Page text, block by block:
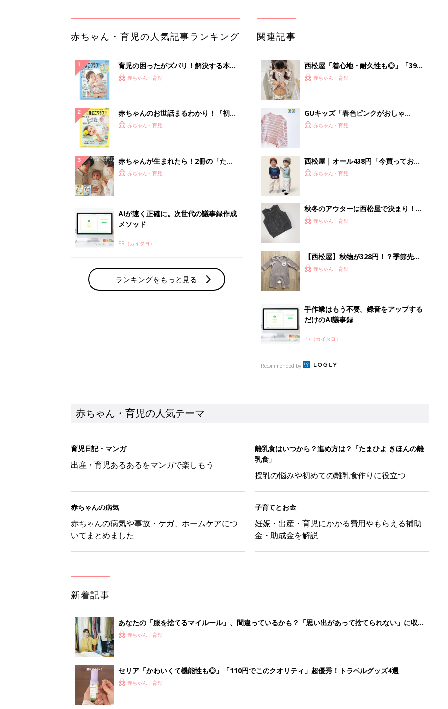
赤ちゃん・育児の人気記事ランキング
育児の困ったがズバリ！解決する本
『ひよこクラブ 夏号』 4カ月～2才
赤ちゃん・育児
赤ちゃんのお世話まるわかり！『初め
てのひよこクラブ 夏号』〈巻頭大特
赤ちゃん・育児
赤ちゃんが生まれたら！2冊の「たま
ひよ」
赤ちゃん・育児
AIが速く正確に。次世代の議事録作成
メソッド
PR（カイタヨ）
ランキングをもっと見る
関連記事
西松屋「着心地・耐久性も◎」「399
円なのに高クオリティ」元子ども服販
赤ちゃん・育児
GUキッズ「春色ピンクがおしゃ
れ！」「ニット・パンツ・カーデ
赤ちゃん・育児
西松屋｜オール438円「今買っておく
べき！」「保育園着にも◎」元子ども
赤ちゃん・育児
秋冬のアウターは西松屋で決まり！オ
シャレアイテム5選
赤ちゃん・育児
【西松屋】秋物が328円！？季節先取
りおしゃれ新作4選
赤ちゃん・育児
手作業はもう不要。録音をアップする
だけのAI議事録
PR（カイタヨ）
Recommended by
赤ちゃん・育児の人気テーマ
育児日記・マンガ
出産・育児あるあるをマンガで楽しもう
離乳食はいつから？進め方は？「たまひよ きほんの離
乳食」
授乳の悩みや初めての離乳食作りに役立つ
赤ちゃんの病気
赤ちゃんの病気や事故・ケガ、ホームケアにつ
いてまとめました
子育てとお金
妊娠・出産・育児にかかる費用やもらえる補助
金・助成金を解説
新着記事
あなたの「服を捨てるマイルール」、間違っているかも？「思い出があって捨てられない」に収納
スタイリストが喝！
赤ちゃん・育児
セリア「かわいくて機能性も◎」「110円でこのクオリティ」超優秀！トラベルグッズ4選
赤ちゃん・育児